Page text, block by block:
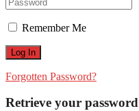
Remember Me
Forgotten Password?
Retrieve your password